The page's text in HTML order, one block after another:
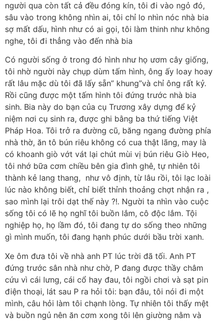
người qua còn tất cả đều đóng kín, tôi đi vào ngỏ đó,
sâu vào trong không nhìn ai, tôi chỉ lo nhìn nóc nhà bia
sợ mất dấu, hình như có ai gọi, tôi làm thinh như không
nghe, tôi đi thẳng vào đến nhà bia
Có người sống ở trong đó hình như họ ươm cây giống,
tôi nhờ người này chụp dùm tấm hình, ông ấy loay hoay
rất lâu mặc dù tôi đã lấy sẵn” khung”và chỉ ông rất kỷ.
Rồi cũng được một tấm hình tôi đứng trước nhà bia
sinh. Bia này do bạn của cụ Trương xây dựng để kỷ
niệm nơi cụ sinh ra, được ghi bằng ba thứ tiếng Việt
Pháp Hoa. Tôi trở ra đường cũ, băng ngang đường phía
nhà thờ, ăn tô bún riêu không có cua thật lãng, may là
có khoanh giò vớt vát lại chút mùi vị bún riêu Giò Heo,
tôi nhớ bữa cơm chiều bên gia đình ghê, tự nhiên tôi
thành kẻ lang thang, như vô định, từ lâu rồi, tôi lạc loài
lúc nào không biết, chỉ biết thỉnh thoảng chợt nhận ra ,
sao mình lại trôi dạt thế này ?!. Người ta nhìn vào cuộc
sống tôi có lẽ họ nghĩ tôi buồn lắm, cô độc lắm. Tội
nghiệp họ, họ lầm đó, tôi đang tự do sống theo những
gì mình muốn, tôi đang hạnh phúc dưới bầu trời xanh.
Xe ôm đưa tôi về nhà anh PT lúc trời đã tối. Anh PT
đứng trước sân nhà như chờ, P đang được thầy châm
cứu vì cái lưng, cái cổ hay đau, tôi ngồi chơi và sạt pin
điện thoại, lát sau P ra hỏi tôi: bạn đâu, tôi nói đi một
mình, câu hỏi làm tôi chạnh lòng. Tự nhiên tôi thấy mệt
và buồn ngủ nên ăn cơm xong tôi lên giường nằm và